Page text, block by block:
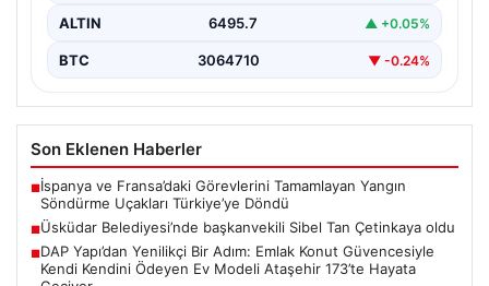
ALTIN 6495.7 ▲ +0.05%
BTC 3064710 ▼ -0.24%
Son Eklenen Haberler
■İspanya ve Fransa’daki Görevlerini Tamamlayan Yangın
Söndürme Uçakları Türkiye’ye Döndü
■Üsküdar Belediyesi’nde başkanvekili Sibel Tan Çetinkaya oldu
■DAP Yapı’dan Yenilikçi Bir Adım: Emlak Konut Güvencesiyle
Kendi Kendini Ödeyen Ev Modeli Ataşehir 173’te Hayata